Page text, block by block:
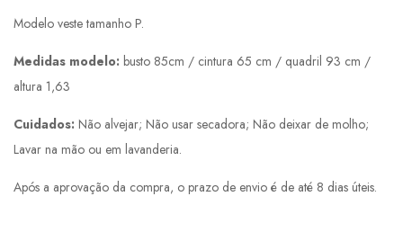
Modelo veste tamanho P.
Medidas modelo: busto 85cm / cintura 65 cm / quadril 93 cm /
altura 1,63
Cuidados: Não alvejar; Não usar secadora; Não deixar de molho;
Lavar na mão ou em lavanderia.
Após a aprovação da compra, o prazo de envio é de até 8 dias úteis.